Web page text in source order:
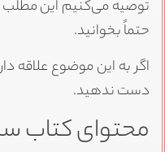
توصیه می‌کنیم این مطلب
حتماً بخوانید.
اگر به این موضوع علاقه
دست ندهید.
محتوای کتاب